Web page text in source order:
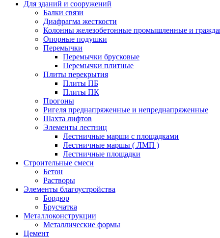
Для зданий и сооружений
Балки связи
Диафрагма жесткости
Колонны железобетонные промышленные и
Опорные подушки
Перемычки
Перемычки брусковые
Перемычки плитные
Плиты перекрытия
Плиты ПБ
Плиты ПК
Прогоны
Ригеля преднапряженные и непреднапряженные
Шахта лифтов
Элементы лестниц
Лестничные марши с площадками
Лестничные маршы ( ЛМП )
Лестничные площадки
Строительные смеси
Бетон
Растворы
Элементы благоустройства
Бордюр
Брусчатка
Металлоконструкции
Металлические формы
Цемент